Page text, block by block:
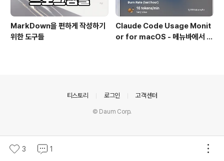
MarkDown을 편하게 작성하기
위한 도구들
Claude Code Usage Monit
or for macOS - 메뉴바에서 클
3 1
티스토리 로그인 고객센터
© Daum Corp.